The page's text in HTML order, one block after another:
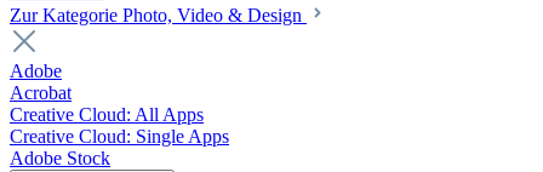
Zur Kategorie Photo, Video & Design
Adobe
Acrobat
Creative Cloud: All Apps
Creative Cloud: Single Apps
Adobe Stock